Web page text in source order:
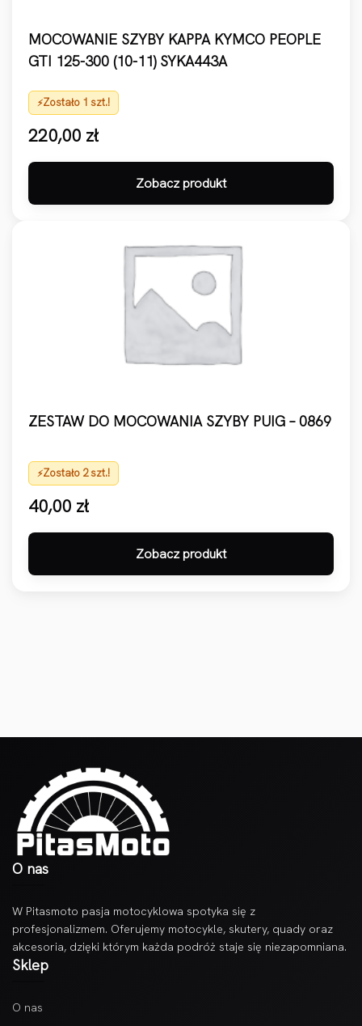
MOCOWANIE SZYBY KAPPA KYMCO PEOPLE
GTI 125-300 (10-11) SYKA443A
Zostało 1 szt.!
220,00 zł
Zobacz produkt
ZESTAW DO MOCOWANIA SZYBY PUIG – 0869
Zostało 2 szt.!
40,00 zł
Zobacz produkt
O nas
W Pitasmoto pasja motocyklowa spotyka się z
profesjonalizmem. Oferujemy motocykle, skutery, quady oraz
akcesoria, dzięki którym każda podróż staje się niezapomniana.
Sklep
O nas